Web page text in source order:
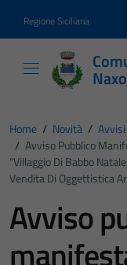
Regione Siciliana
Home / Novità / Avvisi
/ Avviso Pubblico
“Villaggio Di Babbo
Vendita Di Oggettistica
Avviso